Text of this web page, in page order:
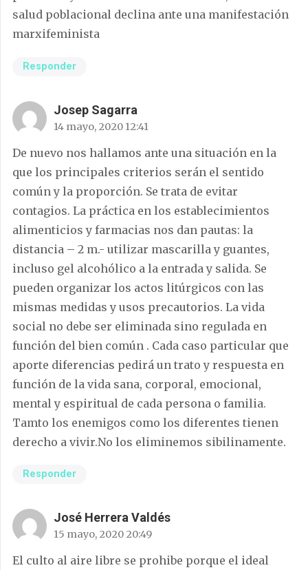
salud poblacional declina ante una manifestación
marxifeminista
Responder
Josep Sagarra
14 mayo, 2020 12:41
De nuevo nos hallamos ante una situación en la
que los principales criterios serán el sentido
común y la proporción. Se trata de evitar
contagios. La práctica en los establecimientos
alimenticios y farmacias nos dan pautas: la
distancia – 2 m.- utilizar mascarilla y guantes,
incluso gel alcohólico a la entrada y salida. Se
pueden organizar los actos litúrgicos con las
mismas medidas y usos precautorios. La vida
social no debe ser eliminada sino regulada en
función del bien común . Cada caso particular que
aporte diferencias pedirá un trato y respuesta en
función de la vida sana, corporal, emocional,
mental y espiritual de cada persona o familia.
Tamto los enemigos como los diferentes tienen
derecho a vivir.No los eliminemos sibilinamente.
Responder
José Herrera Valdés
15 mayo, 2020 20:49
El culto al aire libre se prohibe porque el ideal